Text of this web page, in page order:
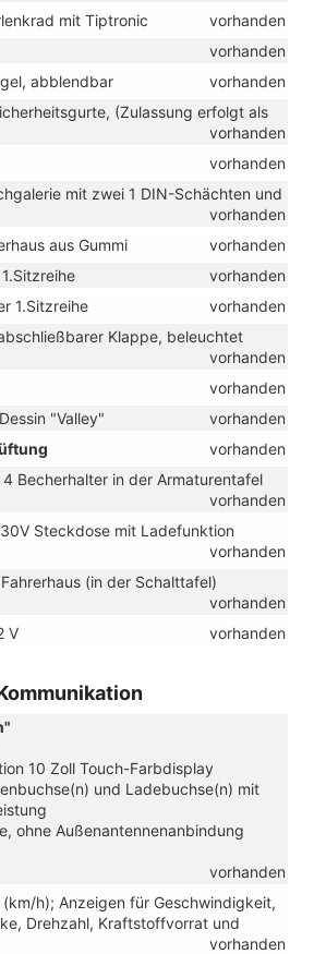
mit Tiptronic
vorhanden
vorhanden
abblendbar
vorhanden
(Zulassung erfolgt als
vorhanden
vorhanden
mit zwei 1 DIN-Schächten und
vorhanden
aus Gummi
vorhanden
vorhanden
1.Sitzreihe
vorhanden
Klappe, beleuchtet
vorhanden
vorhanden
"Valley"
vorhanden
vorhanden
Becherhalter in der Armaturentafel
vorhanden
Steckdose mit Ladefunktion
vorhanden
(in der Schalttafel)
vorhanden
V
vorhanden
10 Zoll Touch-Farbdisplay
und Ladebuchse(n) mit
ohne Außenantennenanbindung
vorhanden
h); Anzeigen für Geschwindigkeit,
Drehzahl, Kraftstoffvorrat und
vorhanden